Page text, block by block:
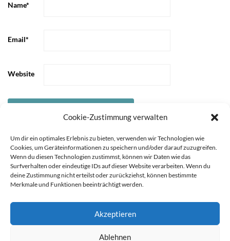
Cookie-Zustimmung verwalten
Um dir ein optimales Erlebnis zu bieten, verwenden wir Technologien wie
Cookies, um Geräteinformationen zu speichern und/oder darauf zuzugreifen.
Wenn du diesen Technologien zustimmst, können wir Daten wie das
Surfverhalten oder eindeutige IDs auf dieser Website verarbeiten. Wenn du
deine Zustimmung nicht erteilst oder zurückziehst, können bestimmte
Merkmale und Funktionen beeinträchtigt werden.
Akzeptieren
Ablehnen
Name*
Email*
Website
STARTSEITE
ÜBER
Sie können die Erfassung Ihrer Daten durch Google Analytics